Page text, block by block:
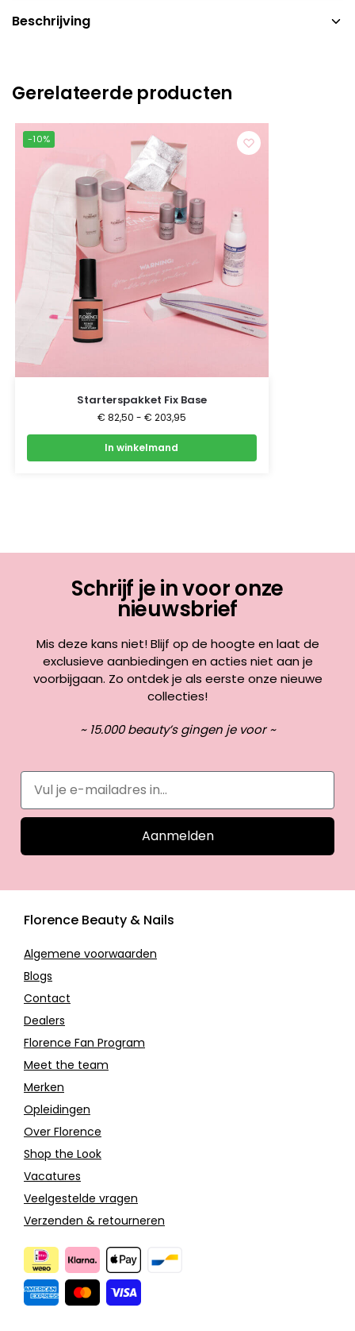
Beschrijving
Gerelateerde producten
-10%
Starterspakket Fix Base
€ 82,50 - € 203,95
In winkelmand
Schrijf je in voor onze
nieuwsbrief
Mis deze kans niet! Blijf op de hoogte en laat de
exclusieve aanbiedingen en acties niet aan je
voorbijgaan. Zo ontdek je als eerste onze nieuwe
collecties!
~ 15.000 beauty’s gingen je voor ~
Aanmelden
Florence Beauty & Nails
Algemene voorwaarden
Blogs
Contact
Dealers
Florence Fan Program
Meet the team
Merken
Opleidingen
Over Florence
Shop the Look
Vacatures
Veelgestelde vragen
Verzenden & retourneren